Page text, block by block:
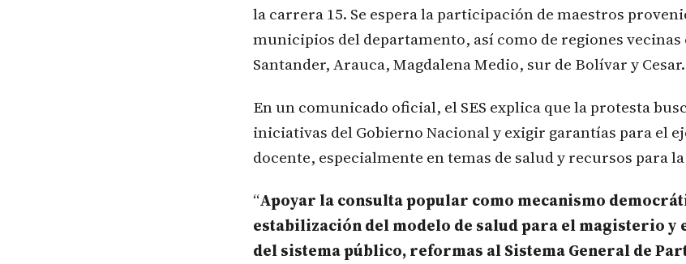
la carrera 15. Se espera la participación de maestros
municipios del departamento, así como de regiones vecinas
Santander, Arauca, Magdalena Medio, sur de Bolívar y Cesar.
En un comunicado oficial, el SES explica que la protesta
iniciativas del Gobierno Nacional y exigir garantías para el
docente, especialmente en temas de salud y recursos para
“Apoyar la consulta popular como mecanismo
estabilización del modelo de salud para el magisterio
del sistema público, reformas al Sistema General de